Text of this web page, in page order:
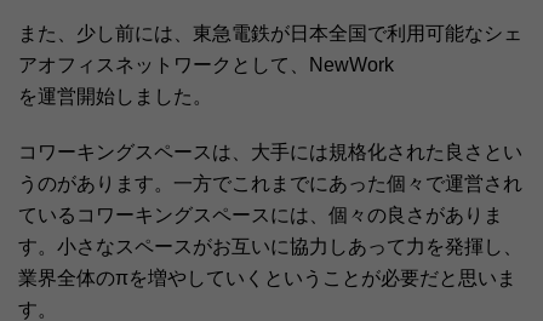
また、少し前には、東急電鉄が日本全国で利用可能なシェ
アオフィスネットワークとして、NewWork
を運営開始しました。
コワーキングスペースは、大手には規格化された良さとい
うのがあります。一方でこれまでにあった個々で運営され
ているコワーキングスペースには、個々の良さがありま
す。小さなスペースがお互いに協力しあって力を発揮し、
業界全体のπを増やしていくということが必要だと思いま
す。